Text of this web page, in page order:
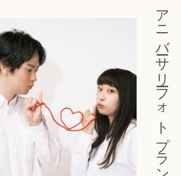
アニバーサリーフォトプラン